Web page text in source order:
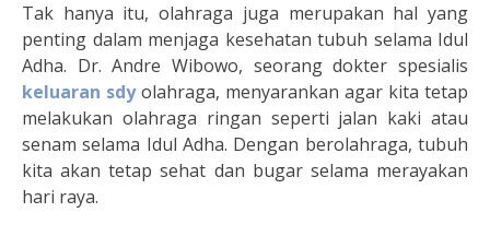
Tak hanya itu, olahraga juga merupakan hal yang
penting dalam menjaga kesehatan tubuh selama Idul
Adha. Dr. Andre Wibowo, seorang dokter spesialis
keluaran sdyolahraga, menyarankan agar kita tetap
melakukan olahraga ringan seperti jalan kaki atau
senam selama Idul Adha. Dengan berolahraga, tubuh
kita akan tetap sehat dan bugar selama merayakan
hari raya.